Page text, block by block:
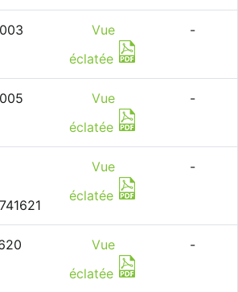
Vue
éclatée
-
Vue
éclatée
-
Vue
éclatée
-
Vue
éclatée
-